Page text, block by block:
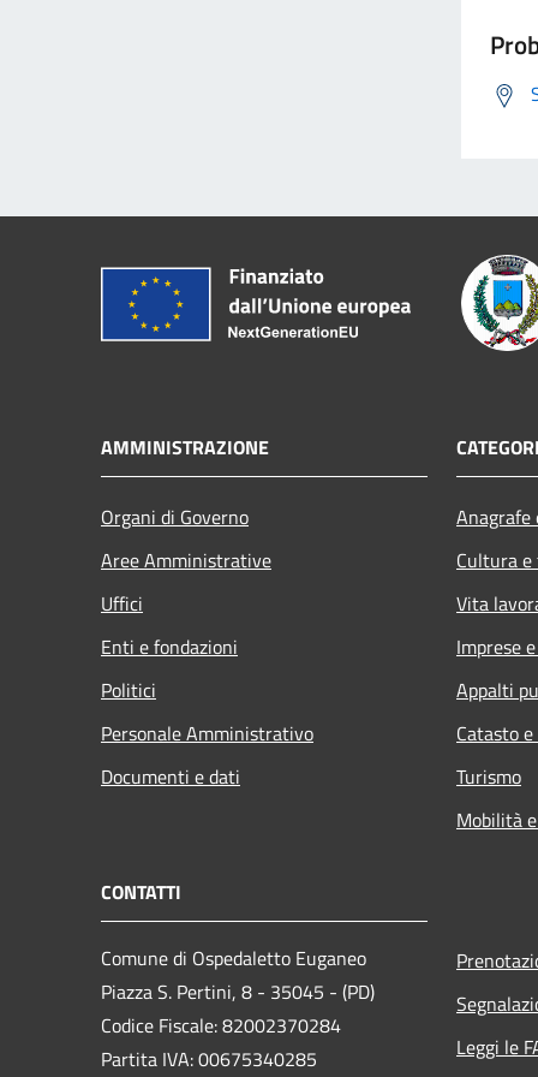
AMMINISTRAZIONE
Organi di Governo
Aree Amministrative
Uffici
Enti e fondazioni
Politici
Personale Amministrativo
Documenti e dati
Cultura
Vita
Imprese
Appalti
Catasto
Turismo
Mobilità
CONTATTI
Comune di Ospedaletto Euganeo
Piazza S. Pertini, 8 - 35045 - (PD)
Codice Fiscale: 82002370284
Partita IVA: 00675340285
Leggi le